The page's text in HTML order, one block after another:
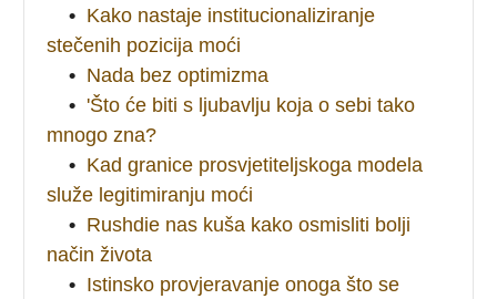
• Kako nastaje institucionaliziranje
stečenih pozicija moći
• Nada bez optimizma
• 'Što će biti s ljubavlju koja o sebi tako
mnogo zna?
• Kad granice prosvjetiteljskoga modela
služe legitimiranju moći
• Rushdie nas kuša kako osmisliti bolji
način života
• Istinsko provjeravanje onoga što se